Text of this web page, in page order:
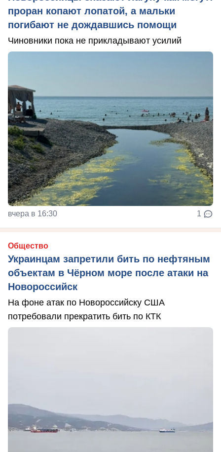
проран копают лопатой, а мальки
погибают не дождавшись помощи
Чиновники пока не прикладывают усилий
вчера в 16:30 1
Общество
Украинцам запретили бить по нефтяным
объектам в Чёрном море после атаки на
Новороссийск
На фоне атак по Новороссийску США
потребовали прекратить бить по КТК